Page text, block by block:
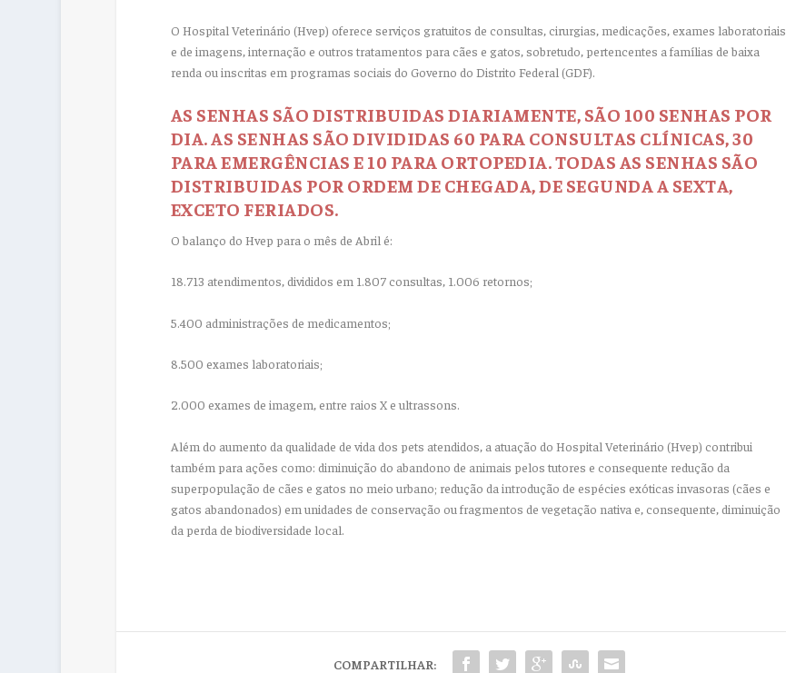
O Hospital Veterinário (Hvep) oferece serviços gratuitos de consultas, cirurgias, medicações, exames laboratoriais
e de imagens, internação e outros tratamentos para cães e gatos, sobretudo, pertencentes a famílias de baixa
renda ou inscritas em programas sociais do Governo do Distrito Federal (GDF).
AS SENHAS SÃO DISTRIBUIDAS DIARIAMENTE, SÃO 100 SENHAS POR
DIA. AS SENHAS SÃO DIVIDIDAS 60 PARA CONSULTAS CLÍNICAS, 30
PARA EMERGÊNCIAS E 10 PARA ORTOPEDIA. TODAS AS SENHAS SÃO
DISTRIBUIDAS POR ORDEM DE CHEGADA, DE SEGUNDA A SEXTA,
EXCETO FERIADOS.
O balanço do Hvep para o mês de Abril é:
18.713 atendimentos, divididos em 1.807 consultas, 1.006 retornos;
5.400 administrações de medicamentos;
8.500 exames laboratoriais;
2.000 exames de imagem, entre raios X e ultrassons.
Além do aumento da qualidade de vida dos pets atendidos, a atuação do Hospital Veterinário (Hvep) contribui
também para ações como: diminuição do abandono de animais pelos tutores e consequente redução da
superpopulação de cães e gatos no meio urbano; redução da introdução de espécies exóticas invasoras (cães e
gatos abandonados) em unidades de conservação ou fragmentos de vegetação nativa e, consequente, diminuição
da perda de biodiversidade local.
COMPARTILHAR: